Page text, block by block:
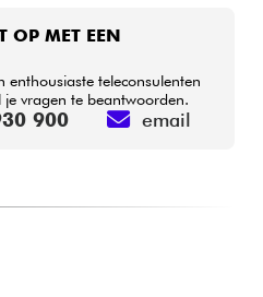
OP MET EEN
enthousiaste teleconsulenten
vragen te beantwoorden.
900 email